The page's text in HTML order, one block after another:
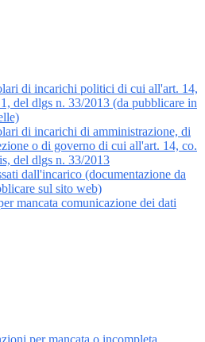
di incarichi politici di cui all'art. 14,
del dlgs n. 33/2013 (da pubblicare in
di incarichi di amministrazione, di
o di governo di cui all'art. 14, co.
del dlgs n. 33/2013
dall'incarico (documentazione da
sul sito web)
mancata comunicazione dei dati